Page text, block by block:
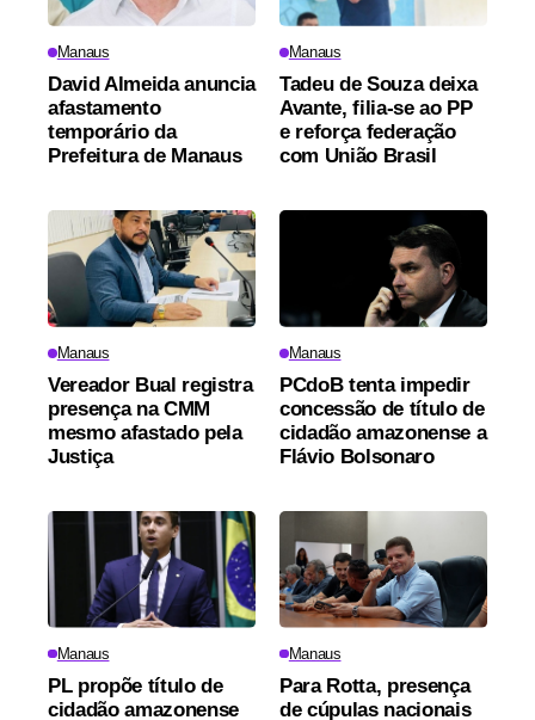
Manaus
David Almeida anuncia
afastamento
temporário da
Prefeitura de Manaus
Manaus
Tadeu de Souza deixa
Avante, filia-se ao PP
e reforça federação
com União Brasil
Manaus
Vereador Bual registra
presença na CMM
mesmo afastado pela
Justiça
Manaus
PCdoB tenta impedir
concessão de título de
cidadão amazonense a
Flávio Bolsonaro
Manaus
PL propõe título de
cidadão amazonense
Manaus
Para Rotta, presença
de cúpulas nacionais